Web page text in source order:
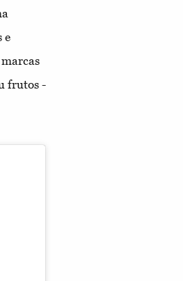
e
frutos -